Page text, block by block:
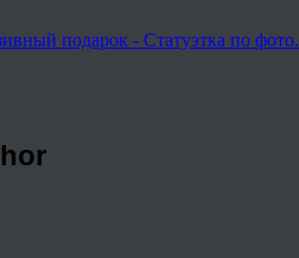
подарок - Статуэтка по фото.